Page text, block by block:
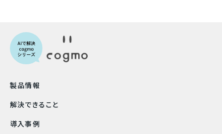
製品情報
解決できること
導入事例